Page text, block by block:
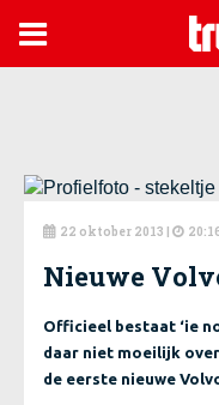

 22 oktober 2013 | 
Nieuwe
Officieel bestaat ‘ie
daar niet moeilijk
de eerste nieuwe